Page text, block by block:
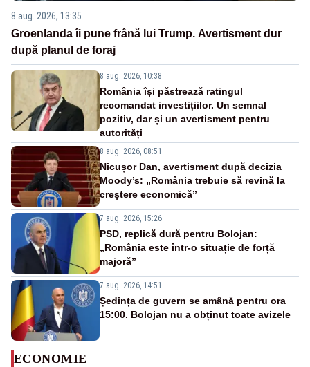
8 aug. 2026, 13:35
Groenlanda îi pune frână lui Trump. Avertisment dur
după planul de foraj
8 aug. 2026, 10:38
România își păstrează ratingul
recomandat investițiilor. Un semnal
pozitiv, dar și un avertisment pentru
autorități
8 aug. 2026, 08:51
Nicușor Dan, avertisment după decizia
Moody’s: „România trebuie să revină la
creștere economică”
7 aug. 2026, 15:26
PSD, replică dură pentru Bolojan:
„România este într-o situație de forță
majoră”
7 aug. 2026, 14:51
Ședința de guvern se amână pentru ora
15:00. Bolojan nu a obținut toate avizele
ECONOMIE